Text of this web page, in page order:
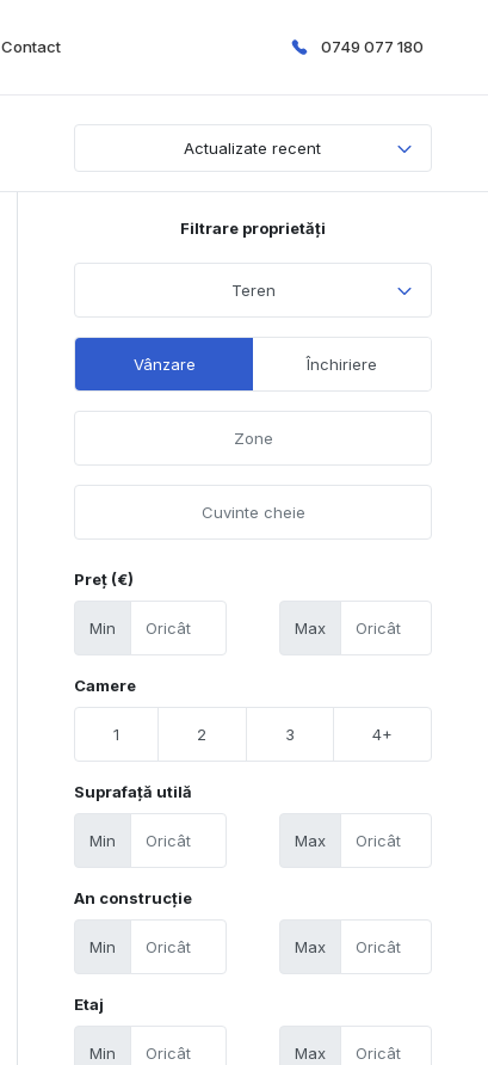
Contact 0749 077 180
Actualizate recent
Filtrare proprietăți
Teren
Vânzare Închiriere
Preț (€)
Min Max
Camere
1 2 3 4+
Suprafață utilă
Min Max
An construcție
Min Max
Etaj
Min Max